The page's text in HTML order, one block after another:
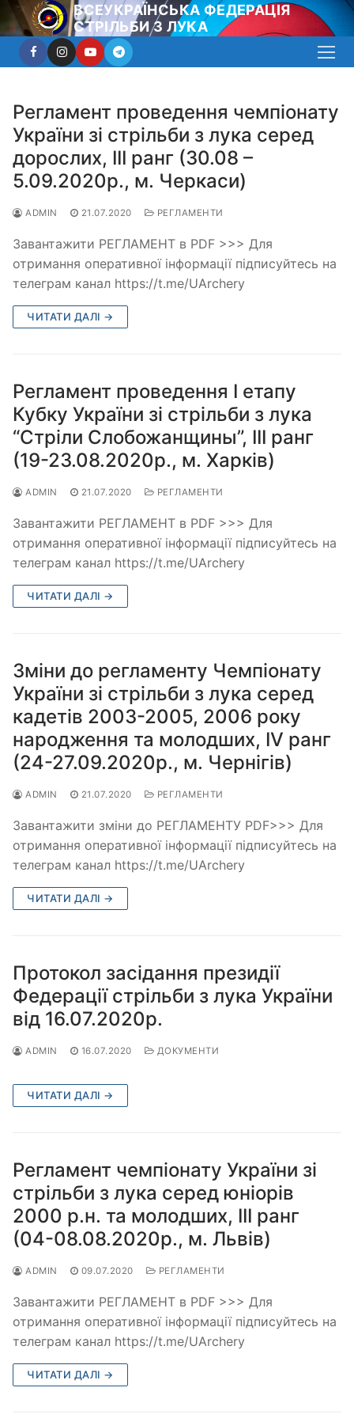
Перейти
до
вмісту
ВСЕУКРАЇНСЬКА ФЕДЕРАЦІЯ
СТРІЛЬБИ З ЛУКА
Регламент проведення чемпіонату
України зі стрільби з лука серед
дорослих, ІІІ ранг (30.08 –
5.09.2020р., м. Черкаси)
ADMIN 21.07.2020 РЕГЛАМЕНТИ
Завантажити РЕГЛАМЕНТ в PDF >>> Для
отримання оперативної інформації підписуйтесь на
телеграм канал https://t.me/UArchery
ЧИТАТИ ДАЛІ →
Регламент проведення І етапу
Кубку України зі стрільби з лука
“Стріли Слобожанщины”, ІІІ ранг
(19-23.08.2020р., м. Харків)
ADMIN 21.07.2020 РЕГЛАМЕНТИ
Завантажити РЕГЛАМЕНТ в PDF >>> Для
отримання оперативної інформації підписуйтесь на
телеграм канал https://t.me/UArchery
ЧИТАТИ ДАЛІ →
Зміни до регламенту Чемпіонату
України зі стрільби з лука серед
кадетів 2003-2005, 2006 року
народження та молодших, ІV ранг
(24-27.09.2020р., м. Чернігів)
ADMIN 21.07.2020 РЕГЛАМЕНТИ
Завантажити зміни до РЕГЛАМЕНТУ PDF>>> Для
отримання оперативної інформації підписуйтесь на
телеграм канал https://t.me/UArchery
ЧИТАТИ ДАЛІ →
Протокол засідання президії
Федерації стрільби з лука України
від 16.07.2020р.
ADMIN 16.07.2020 ДОКУМЕНТИ
ЧИТАТИ ДАЛІ →
Регламент чемпіонату України зі
стрільби з лука серед юніорів
2000 р.н. та молодших, ІІІ ранг
(04-08.08.2020р., м. Львів)
ADMIN 09.07.2020 РЕГЛАМЕНТИ
Завантажити РЕГЛАМЕНТ в PDF >>> Для
отримання оперативної інформації підписуйтесь на
телеграм канал https://t.me/UArchery
ЧИТАТИ ДАЛІ →